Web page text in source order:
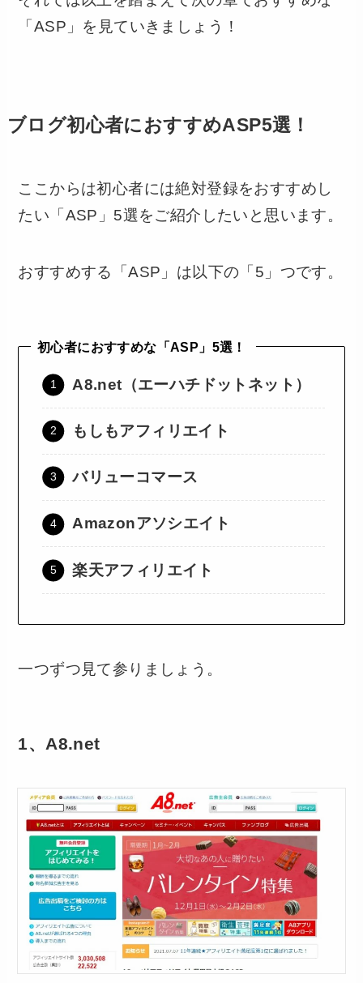
「ASP」を見ていきましょう！
ブログ初心者におすすめASP5選！
ここからは初心者には絶対登録をおすすめし
たい「ASP」5選をご紹介したいと思います。
おすすめする「ASP」は以下の「5」つです。
初心者におすすめな「ASP」5選！
A8.net（エーハチドットネット）
もしもアフィリエイト
バリューコマース
Amazonアソシエイト
楽天アフィリエイト
一つずつ見て参りましょう。
1、A8.net